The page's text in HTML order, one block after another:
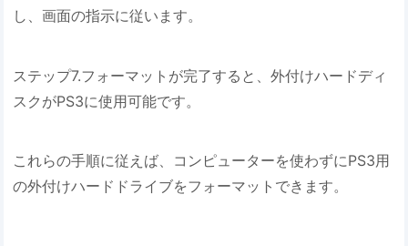
し、画面の指示に従います。
ステップ7.フォーマットが完了すると、外付けハードディ
スクがPS3に使用可能です。
これらの手順に従えば、コンピューターを使わずにPS3用
の外付けハードドライブをフォーマットできます。